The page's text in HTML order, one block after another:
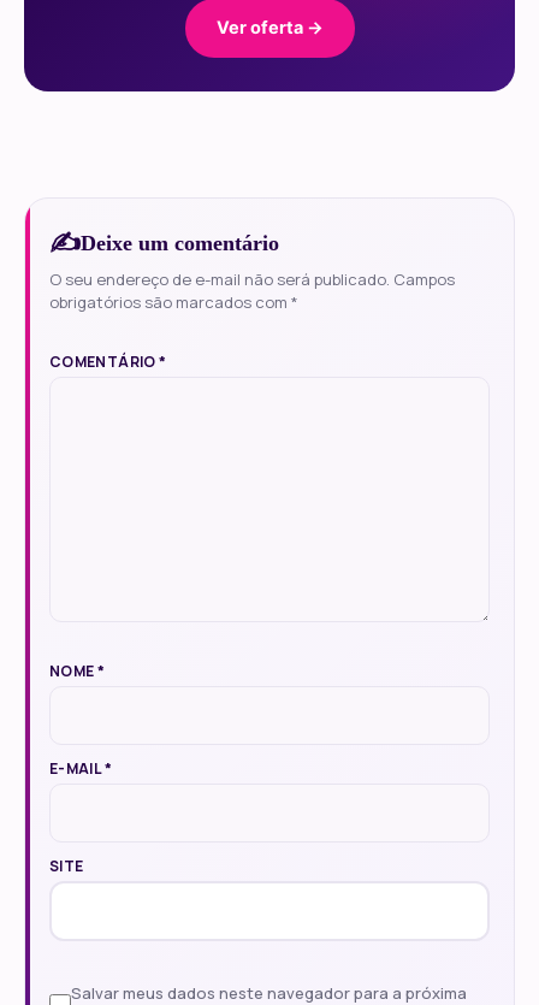
Ver oferta →
Deixe um comentário
O seu endereço de e-mail não será publicado. Campos
obrigatórios são marcados com *
COMENTÁRIO*
NOME*
E-MAIL*
SITE
Salvar meus dados neste navegador para a próxima